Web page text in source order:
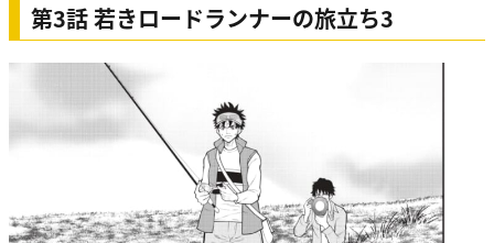
第3話 若きロードランナーの旅立ち3